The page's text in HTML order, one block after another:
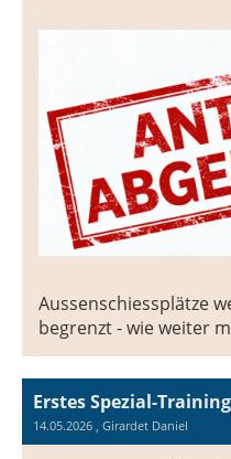
Aussenschiessplätze
begrenzt - wie weiter
14.05.2026 , Girardet Daniel